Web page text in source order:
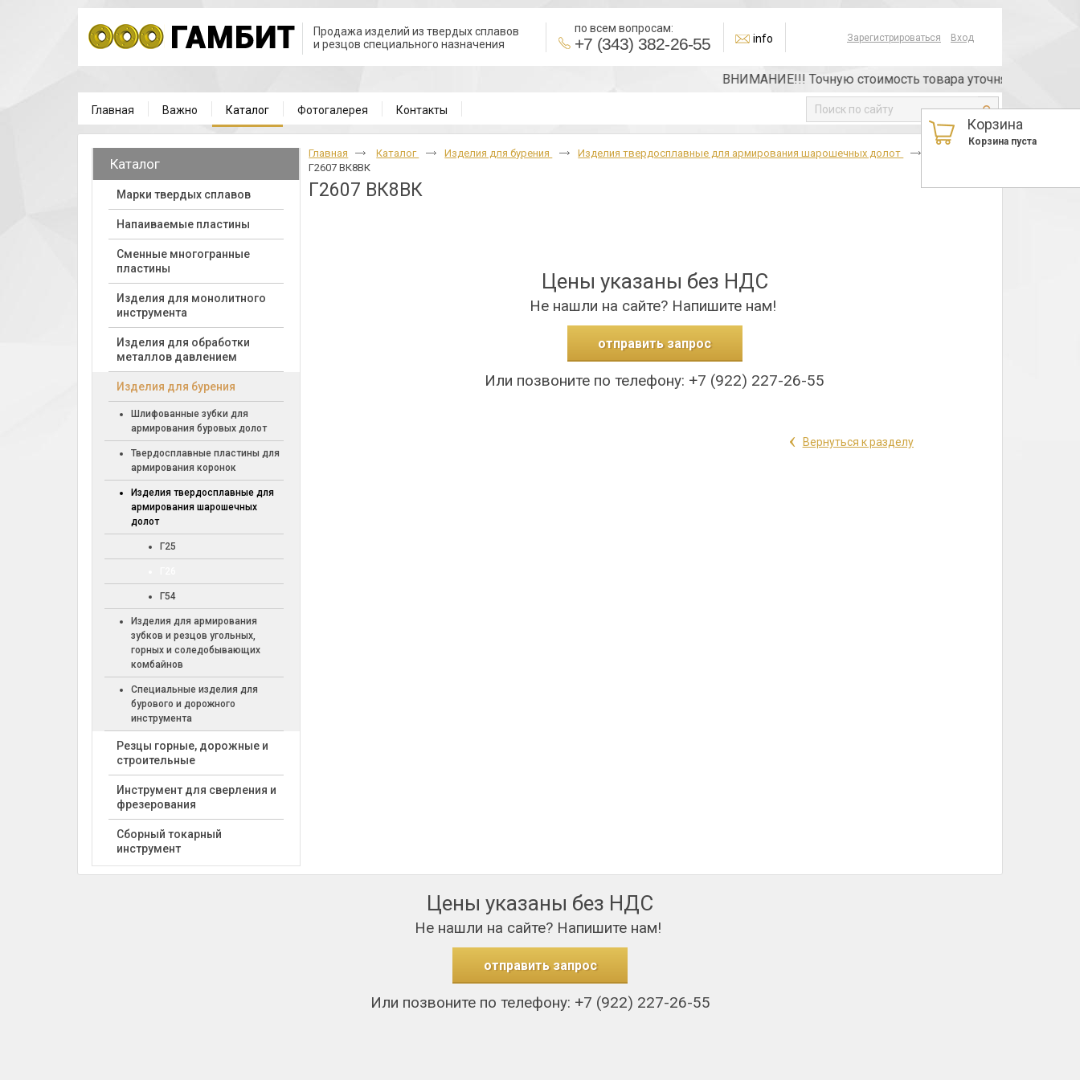
Зарегистрироваться Вход
Продажа изделий из твердых сплавов
и резцов специального назначения
по всем вопросам:
+7 (343) 382-26-55 info
ВНИМАНИЕ!!! Точную стоимость товара уточняйте у
Главная Важно Каталог Фотогалерея Контакты
Корзина
Корзина пуста
Каталог
Марки твердых сплавов
Напаиваемые пластины
Cменные многогранные
пластины
Изделия для монолитного
инструмента
Изделия для обработки
металлов давлением
Изделия для бурения
Шлифованные зубки для
армирования буровых долот
Твердосплавные пластины для
армирования коронок
Изделия твердосплавные для
армирования шарошечных
долот
Г25
Г54
Изделия для армирования
зубков и резцов угольных,
горных и соледобывающих
комбайнов
Специальные изделия для
бурового и дорожного
инструмента
Резцы горные, дорожные и
строительные
Инструмент для сверления и
фрезерования
Сборный токарный
инструмент
Главная Каталог Изделия для бурения Изделия твердосплавные для армирования шарошечных долот
Г2607 ВК8ВК
Г2607 ВК8ВК
Цены указаны без НДС
Не нашли на сайте? Напишите нам!
отправить запрос
Или позвоните по телефону: +7 (922) 227-26-55
‹ Вернуться к разделу
Цены указаны без НДС
Не нашли на сайте? Напишите нам!
отправить запрос
Или позвоните по телефону: +7 (922) 227-26-55